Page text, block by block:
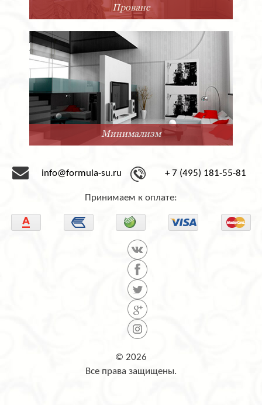
Прованс
Минимализм
info@formula-su.ru + 7 (495) 181-55-81
Принимаем к оплате:
© 2026
Все права защищены.